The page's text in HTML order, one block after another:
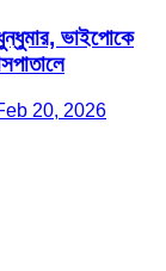
ভাইপোকে
20, 2026